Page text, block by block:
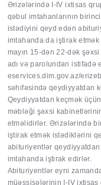
Ərizələrində I-IV ixtisas
qəbul imtahanlarının
istədiyini qeyd edən
imtahanda da iştirak
mayın 15-dən 22-dək
adı və parolundan istifadə
eservices.dim.gov.az/
səhifəsində qeydiyyatdan
Qeydiyyatdan keçmək
məbləği şəxsi
etməlidirlər. Ərizələrində
iştirak etmək istədiklərini
abituriyentlər
imtahanda iştirak edirlər.
Abituriyentlər eyni
müəssisələrinin I-IV